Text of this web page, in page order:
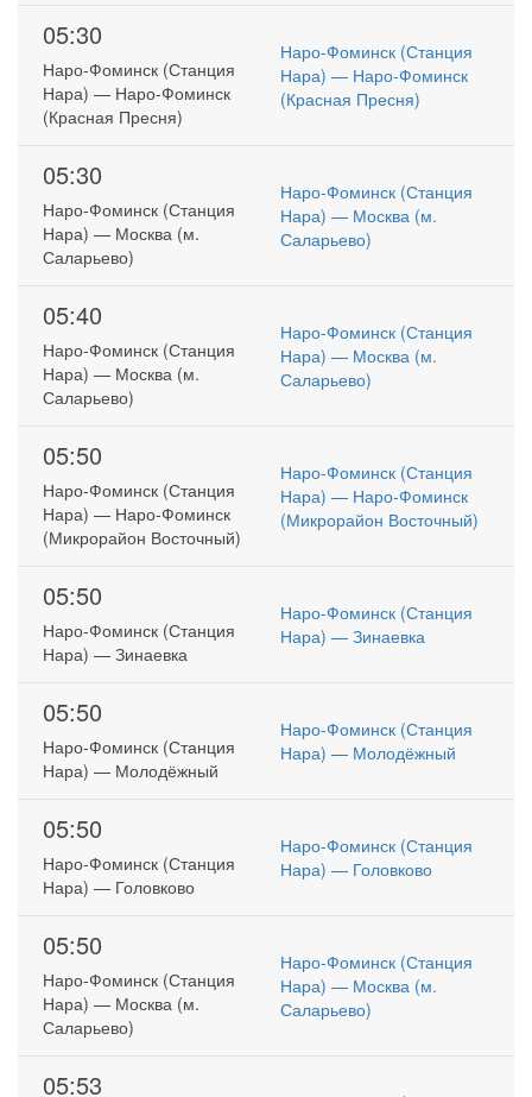
05:30
Наро-Фоминск (Станция
Нара) — Наро-Фоминск
(Красная Пресня)
Наро-Фоминск (Станция
Нара) — Наро-Фоминск
(Красная Пресня)
05:30
Наро-Фоминск (Станция
Нара) — Москва (м.
Саларьево)
Наро-Фоминск (Станция
Нара) — Москва (м.
Саларьево)
05:40
Наро-Фоминск (Станция
Нара) — Москва (м.
Саларьево)
Наро-Фоминск (Станция
Нара) — Москва (м.
Саларьево)
05:50
Наро-Фоминск (Станция
Нара) — Наро-Фоминск
(Микрорайон Восточный)
Наро-Фоминск (Станция
Нара) — Наро-Фоминск
(Микрорайон Восточный)
05:50
Наро-Фоминск (Станция
Нара) — Зинаевка
Наро-Фоминск (Станция
Нара) — Зинаевка
05:50
Наро-Фоминск (Станция
Нара) — Молодёжный
Наро-Фоминск (Станция
Нара) — Молодёжный
05:50
Наро-Фоминск (Станция
Нара) — Головково
Наро-Фоминск (Станция
Нара) — Головково
05:50
Наро-Фоминск (Станция
Нара) — Москва (м.
Саларьево)
Наро-Фоминск (Станция
Нара) — Москва (м.
Саларьево)
05:53